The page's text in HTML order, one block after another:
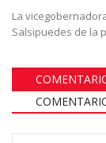
La
Salsipuedes de la